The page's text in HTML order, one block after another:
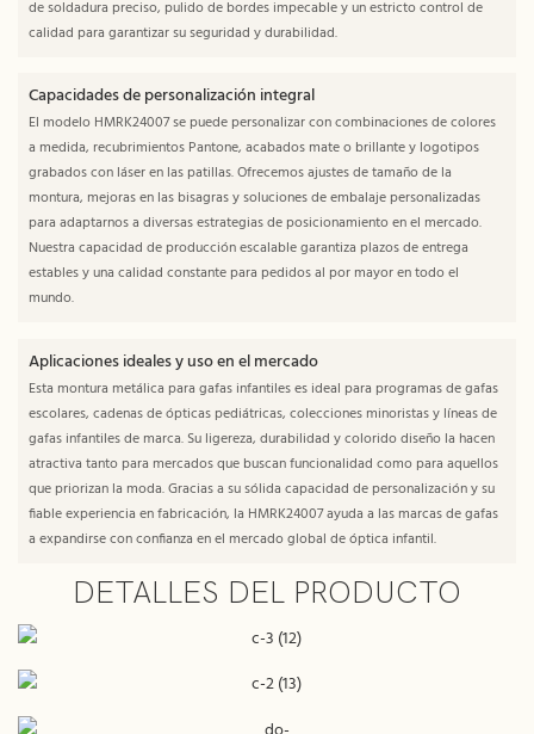
de soldadura preciso, pulido de bordes impecable y un estricto control de
calidad para garantizar su seguridad y durabilidad.
Capacidades de personalización integral
El modelo HMRK24007 se puede personalizar con combinaciones de colores
a medida, recubrimientos Pantone, acabados mate o brillante y logotipos
grabados con láser en las patillas. Ofrecemos ajustes de tamaño de la
montura, mejoras en las bisagras y soluciones de embalaje personalizadas
para adaptarnos a diversas estrategias de posicionamiento en el mercado.
Nuestra capacidad de producción escalable garantiza plazos de entrega
estables y una calidad constante para pedidos al por mayor en todo el
mundo.
Aplicaciones ideales y uso en el mercado
Esta montura metálica para gafas infantiles es ideal para programas de gafas
escolares, cadenas de ópticas pediátricas, colecciones minoristas y líneas de
gafas infantiles de marca. Su ligereza, durabilidad y colorido diseño la hacen
atractiva tanto para mercados que buscan funcionalidad como para aquellos
que priorizan la moda. Gracias a su sólida capacidad de personalización y su
fiable experiencia en fabricación, la HMRK24007 ayuda a las marcas de gafas
a expandirse con confianza en el mercado global de óptica infantil.
DETALLES DEL PRODUCTO